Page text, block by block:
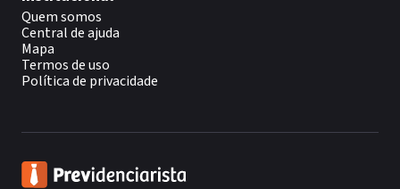
Quem somos
Central de ajuda
Mapa
Termos de uso
Política de privacidade